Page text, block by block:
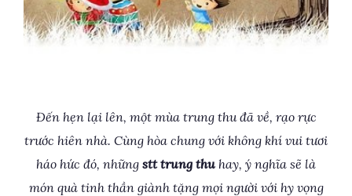
Đến hẹn lại lên, một mùa trung thu đã về, rạo rực
trước hiên nhà. Cùng hòa chung với không khí vui tươi
háo hức đó, những stt trung thu hay, ý nghĩa sẽ là
món quà tinh thần giành tặng mọi người với hy vọng